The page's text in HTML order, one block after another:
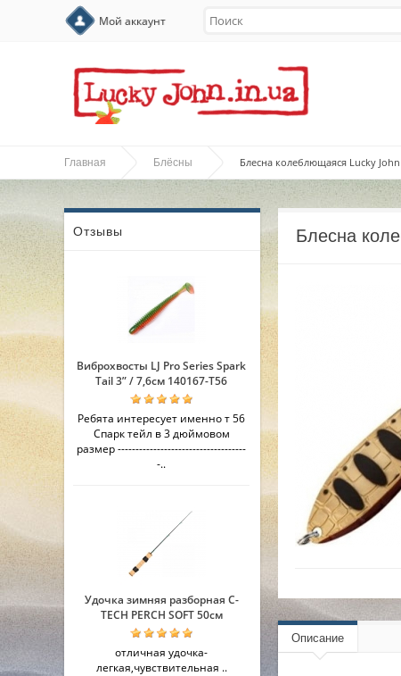
Мой аккаунт
Главная Блёсны Блесна колеблющаяся Lucky John
Отзывы
Виброхвосты LJ Pro Series Spark
Tail 3” / 7,6см 140167-T56
Ребята интересует именно т 56
Спарк тейл в 3 дюймовом
размер ------------------------------------
-..
Удочка зимняя разборная C-
TECH PERCH SOFT 50см
отличная удочка-
легкая,чувствительная ..
Блесна
Описание